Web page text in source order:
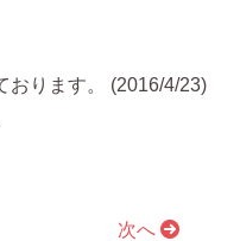
おります。 (2016/4/23)
次へ